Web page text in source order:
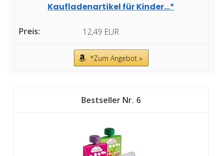
Kaufladenartikel für Kinder...*
12,49 EUR
*Zum Angebot »
6